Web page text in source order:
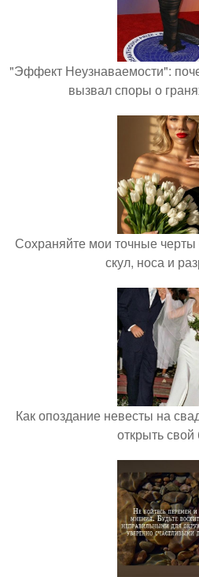
"Эффект Неузнаваемости":
вызвал споры о
Сохраняйте мои точные
скул, носа и
Как опоздание невесты на
открыть свой